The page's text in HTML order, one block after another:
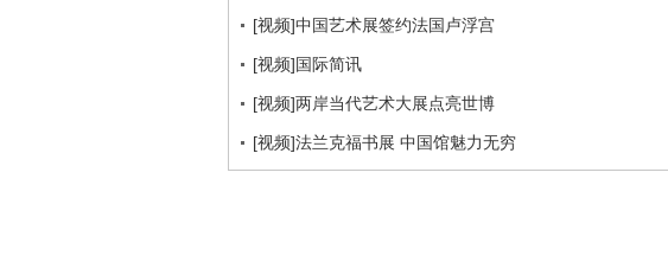
[视频]中国艺术展签约法国卢浮宫
[视频]国际简讯
[视频]两岸当代艺术大展点亮世博
[视频]法兰克福书展 中国馆魅力无穷